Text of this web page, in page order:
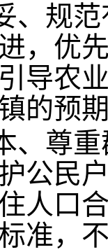
规范
，优
导农
的预
尊重
公民
人口
准，